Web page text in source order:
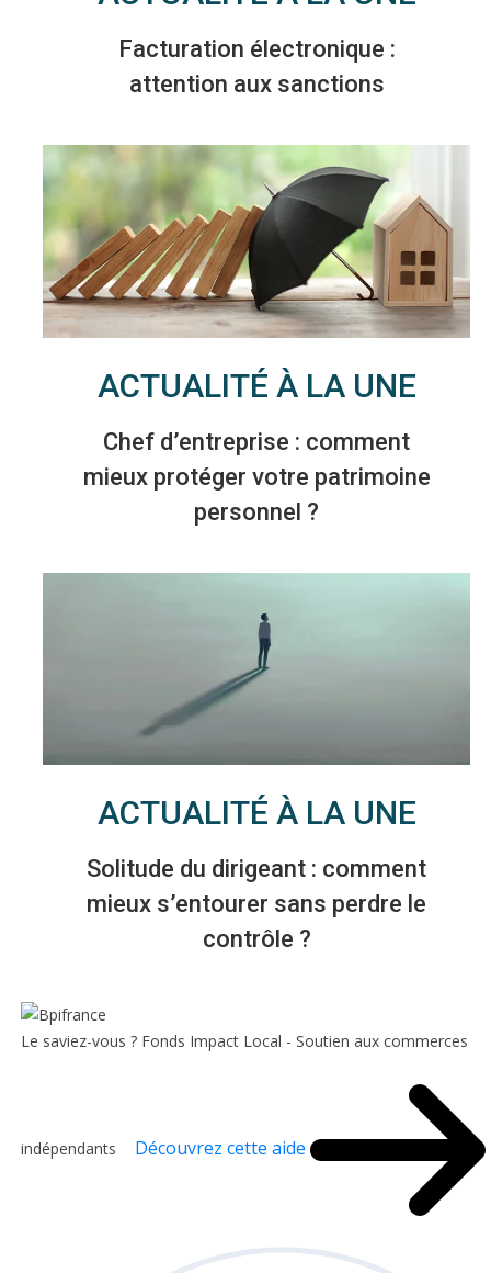
Facturation électronique :
attention aux sanctions
ACTUALITÉ À LA UNE
Chef d’entreprise : comment
mieux protéger votre patrimoine
personnel ?
ACTUALITÉ À LA UNE
Solitude du dirigeant : comment
mieux s’entourer sans perdre le
contrôle ?
Le saviez-vous ? Fonds Impact Local - Soutien aux commerces
indépendants Découvrez cette aide